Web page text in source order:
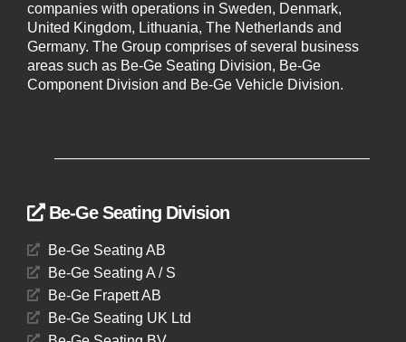
companies with operations in Sweden, Denmark,
United Kingdom, Lithuania, The Netherlands and
Germany. The Group comprises of several business
areas such as Be-Ge Seating Division, Be-Ge
Component Division and Be-Ge Vehicle Division.
Be-Ge Seating Division
Be-Ge Seating AB
Be-Ge Seating A / S
Be-Ge Frapett AB
Be-Ge Seating UK Ltd